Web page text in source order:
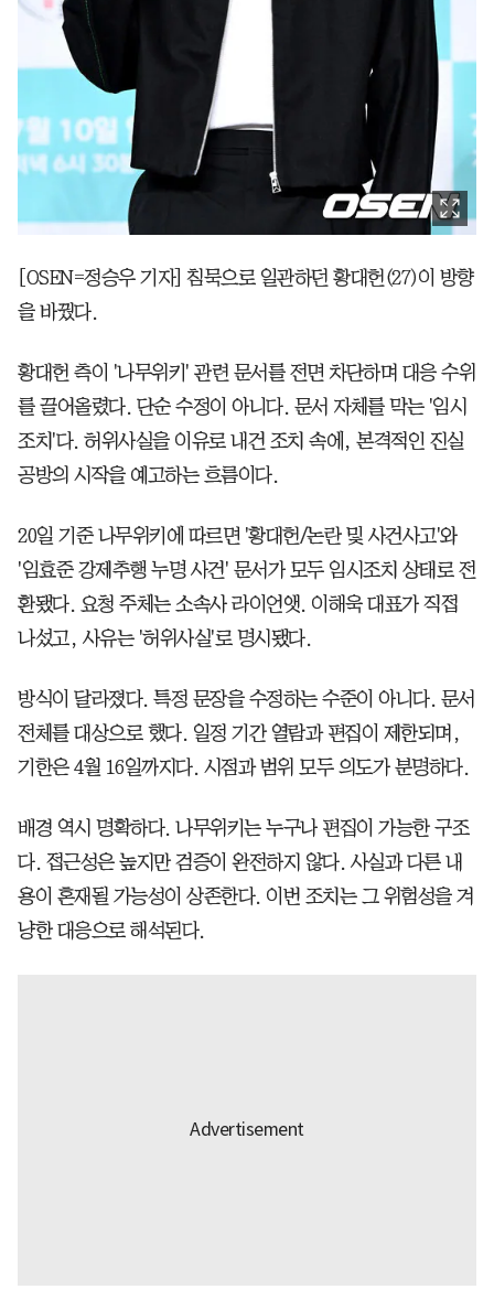
[OSEN=정승우 기자] 침묵으로 일관하던 황대헌(27)이 방향
을 바꿨다.
황대헌 측이 '나무위키' 관련 문서를 전면 차단하며 대응 수위
를 끌어올렸다. 단순 수정이 아니다. 문서 자체를 막는 '임시
조치'다. 허위사실을 이유로 내건 조치 속에, 본격적인 진실
공방의 시작을 예고하는 흐름이다.
20일 기준 나무위키에 따르면 '황대헌/논란 및 사건사고'와
'임효준 강제추행 누명 사건' 문서가 모두 임시조치 상태로 전
환됐다. 요청 주체는 소속사 라이언앳. 이해욱 대표가 직접
나섰고, 사유는 '허위사실'로 명시됐다.
방식이 달라졌다. 특정 문장을 수정하는 수준이 아니다. 문서
전체를 대상으로 했다. 일정 기간 열람과 편집이 제한되며,
기한은 4월 16일까지다. 시점과 범위 모두 의도가 분명하다.
배경 역시 명확하다. 나무위키는 누구나 편집이 가능한 구조
다. 접근성은 높지만 검증이 완전하지 않다. 사실과 다른 내
용이 혼재될 가능성이 상존한다. 이번 조치는 그 위험성을 겨
냥한 대응으로 해석된다.